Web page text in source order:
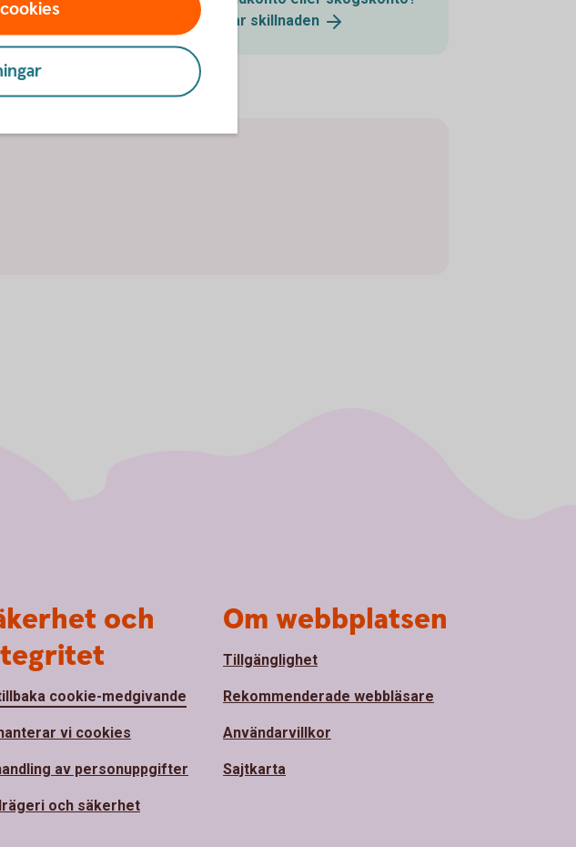
Vi förklarar skillnaden
och
cookie-medgivande
vi cookies
av personuppgifter
och säkerhet
Om webbplatsen
Tillgänglighet
Rekommenderade webbläsare
Användarvillkor
Sajtkarta